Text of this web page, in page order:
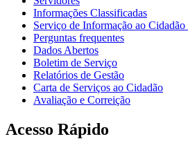
Informações Classificadas
Serviço de Informação ao
Perguntas frequentes
Dados Abertos
Boletim de Serviço
Relatórios de Gestão
Carta de Serviços ao Cidadão
Avaliação e Correição
Acesso Rápido